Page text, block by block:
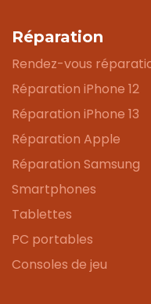
Réparation
Rendez-vous
Réparation iPhone 12
Réparation iPhone 13
Réparation Apple
Réparation Samsung
Smartphones
Tablettes
PC portables
Consoles de jeu